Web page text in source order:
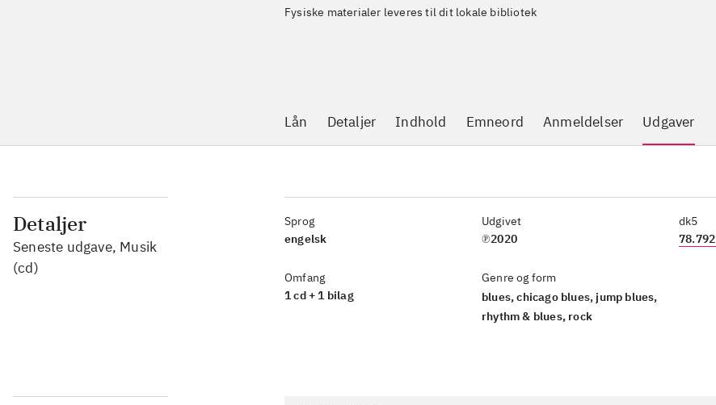
Fysiske materialer leveres til dit lokale bibliotek
Lån Detaljer Indhold Emneord Anmeldelser Udgaver
Detaljer
Seneste udgave, Musik
(cd)
Sprog
engelsk
Omfang
1 cd + 1 bilag
Udgivet
℗2020
Genre og form
blues, chicago blues, jump blues,
rhythm & blues, rock
dk5